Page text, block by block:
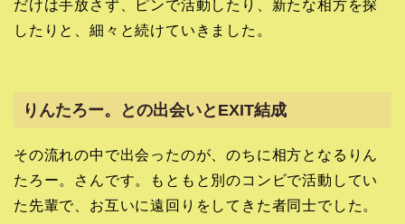
だけは手放さず、ピンで活動したり、新たな相方を探
したりと、細々と続けていきました。
りんたろー。との出会いとEXIT結成
その流れの中で出会ったのが、のちに相方となるりん
たろー。さんです。もともと別のコンビで活動してい
た先輩で、お互いに遠回りをしてきた者同士でした。